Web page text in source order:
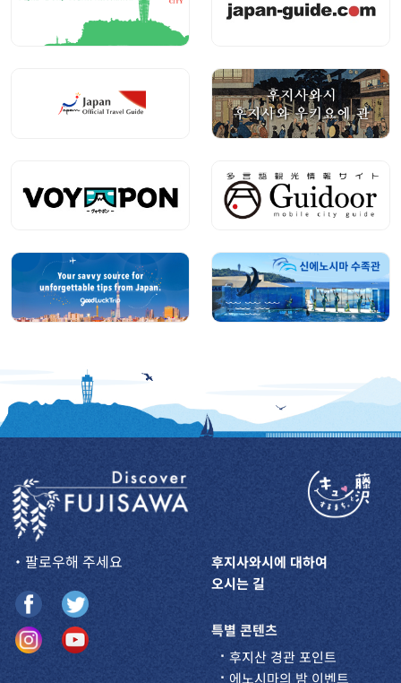
후지사와시에 대하여
오시는 길
특별 콘텐츠
후지산 경관 포인트
에노시마의 밤 이벤트
・팔로우해 주세요